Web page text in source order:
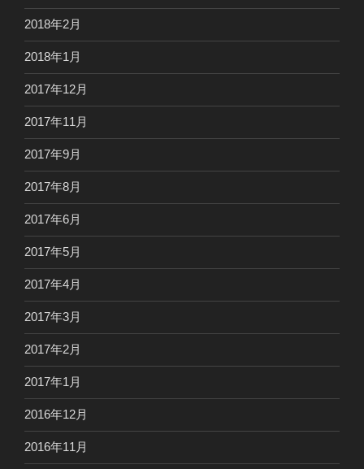
2018年2月
2018年1月
2017年12月
2017年11月
2017年9月
2017年8月
2017年6月
2017年5月
2017年4月
2017年3月
2017年2月
2017年1月
2016年12月
2016年11月